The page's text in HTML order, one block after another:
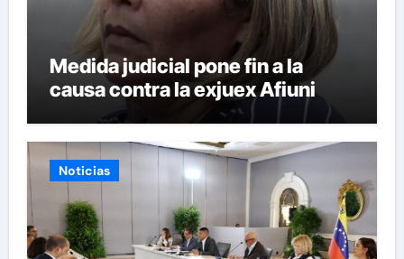
Medida judicial pone fin a la
causa contra la exjuex Afiuni
Noticias